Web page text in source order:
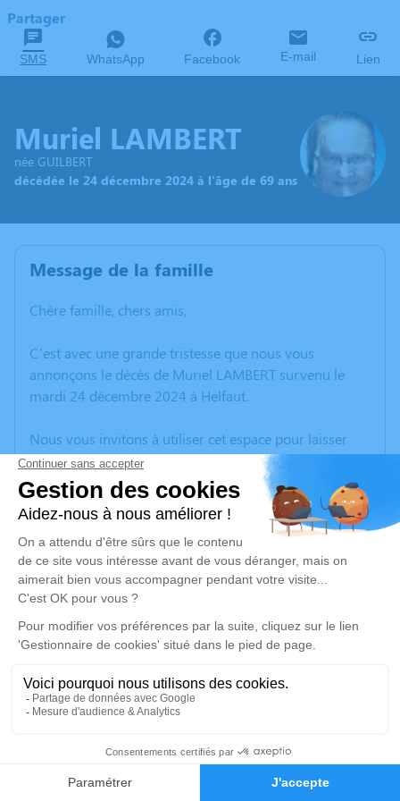
Faire-part Hommages
Partager
SMS WhatsApp Facebook E-mail Lien
Muriel LAMBERT
née GUILBERT
décédée le 24 décembre 2024 à l'âge de 69 ans
Message de la famille
Chère famille, chers amis,
C’est avec une grande tristesse que nous vous
annonçons le décès de Muriel LAMBERT survenu le
mardi 24 décembre 2024 à Helfaut.
Nous vous invitons à utiliser cet espace pour laisser
vos condoléances, partager des photos souvenirs, une
anecdote ou exprimer vos pensées à travers des
poèmes ou des textes. Cet endroit est un lieu
d'expression dédié à honorer la mémoire de Muriel
LAMBERT.
Un service de plantation d’arbre hommage est
disponible ici.
Je rends hommage
Cérémonie religieuse
Église Saint Léger de Éperlecques
62910 Éperlecques